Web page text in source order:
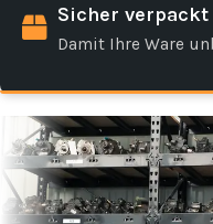
Sicher verpackt
Damit Ihre Ware